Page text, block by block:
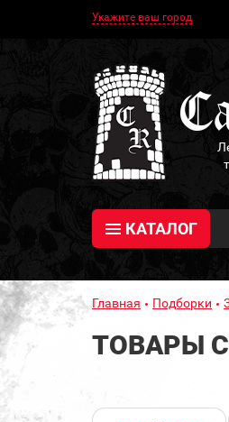
Укажите ваш город
КАТАЛОГ
Главная Подборки
ТОВАРЫ С